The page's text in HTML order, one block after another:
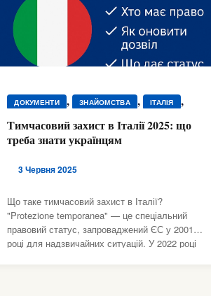
ДОКУМЕНТИ , ЗНАЙОМСТВА , ІТАЛІЯ ,
ПІДТРИМКА , ЮРИДИЧНА ДОПОМОГА
Тимчасовий захист в Італії 2025: що
треба знати українцям
3 Червня 2025
Що таке тимчасовий захист в Італії?
"Protezione temporanea" — це спеціальний
правовий статус, запроваджений ЄС у 2001
році для надзвичайних ситуацій. У 2022 році